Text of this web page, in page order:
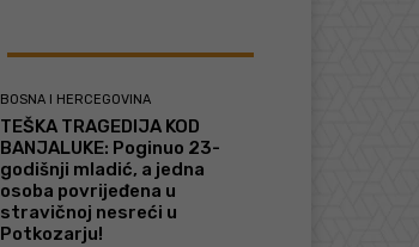
BOSNA I HERCEGOVINA
TEŠKA TRAGEDIJA KOD
BANJALUKE: Poginuo 23-
godišnji mladić, a jedna
osoba povrijeđena u
stravičnoj nesreći u
Potkozarju!